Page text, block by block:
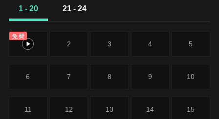
的家族關係與商場交鋒中，逐漸演變成彼此救贖的真
「女王」。周庭宴則是以報恩為名的偏愛，蓄謀已久
得償所願。是暗藏多年的心動與守護，最終從契約到
1 - 20 21 - 24
免費
1 2 3 4 5
6 7 8 9 10
11 12 13 14 15